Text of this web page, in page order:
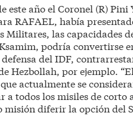
este año el Coronel (R)
RAFAEL, había
Militares, las capacidades
podría convertirse
del IDF,
Hezbollah, por ejemplo.
actualmente se
a todos los misiles de corto
misión diferir la opción del